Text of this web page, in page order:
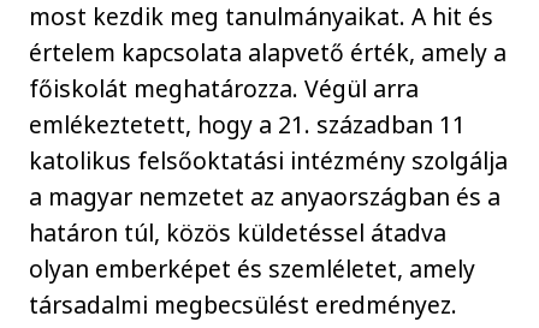
most kezdik meg tanulmányaikat. A hit és
értelem kapcsolata alapvető érték, amely a
főiskolát meghatározza. Végül arra
emlékeztetett, hogy a 21. században 11
katolikus felsőoktatási intézmény szolgálja
a magyar nemzetet az anyaországban és a
határon túl, közös küldetéssel átadva
olyan emberképet és szemléletet, amely
társadalmi megbecsülést eredményez.